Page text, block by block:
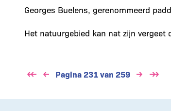
Georges Buelens, gerenommeerd
Het natuurgebied kan nat zijn vergeet
PagineringPagina 231 van 259